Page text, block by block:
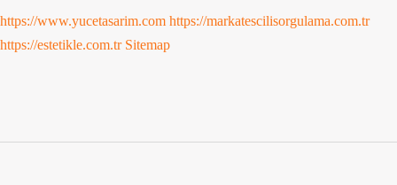
https://www.yucetasarim.com https://markatescilisorgulama.com.tr
https://estetikle.com.tr Sitemap